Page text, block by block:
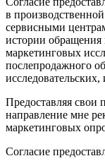
в
сервисными
истории обращения
маркетинговых
послепродажного
Предоставляя свои
направление мне
маркетинговых
Согласие